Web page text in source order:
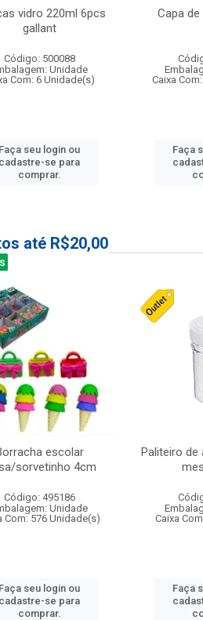
vidro 220ml 6pcs
gallant
Código: 500088
Unidade
Com: 6 Unidade(s)
Faça seu login ou
cadastre-se para
comprar.
Capa
Caixa
Faça
até R$20,00
escolar
sorvetinho 4cm
Código: 495186
Unidade
Com: 576 Unidade(s)
Faça seu login ou
cadastre-se para
comprar.
Paliteiro de
Caixa
Faça